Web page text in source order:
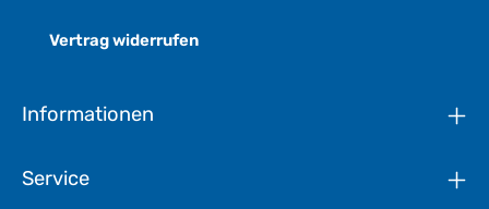
Vertrag widerrufen
Informationen
Service